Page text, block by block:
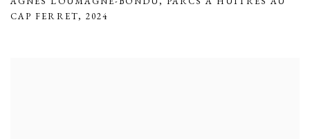
CAP FERRET, 2024